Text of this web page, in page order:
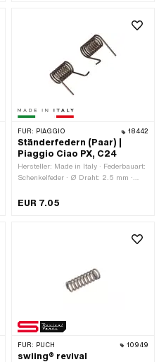
FÜR: PIAGGIO 18442
Ständerfedern (Paar) |
Piaggio Ciao PX, C24
Hersteller: Made in Italy · Federbauart:
Schenkelfeder · Ø Draht: 2.5 mm ·
brüniert · Ø innen: 18 mm · Breite: 45
EUR 7.05
FÜR: PUCH 10949
swiing® revival